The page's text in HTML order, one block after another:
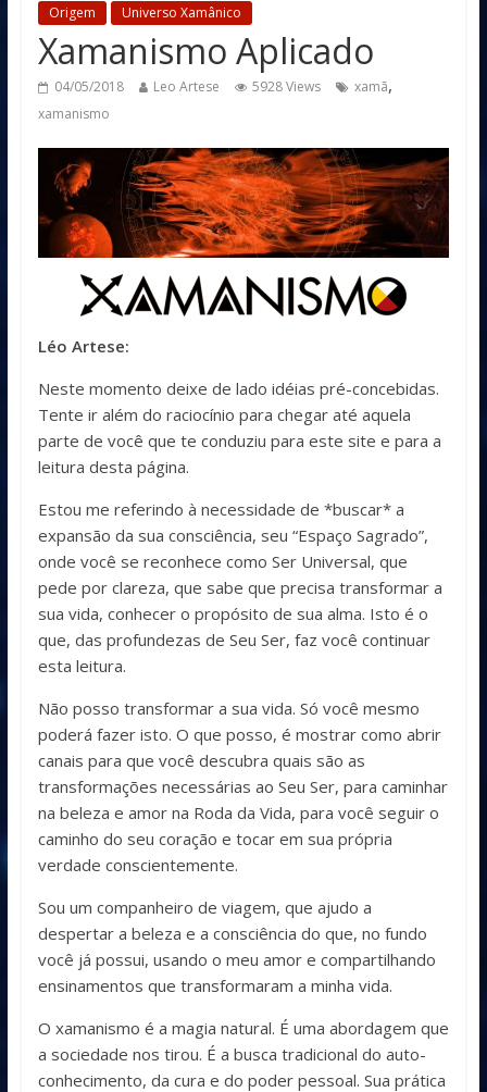
Origem Universo Xamânico
Xamanismo Aplicado
04/05/2018 Leo Artese 5928 Views xamã,
xamanismo
Léo Artese:
Neste momento deixe de lado idéias pré-concebidas.
Tente ir além do raciocínio para chegar até aquela
parte de você que te conduziu para este site e para a
leitura desta página.
Estou me referindo à necessidade de *buscar* a
expansão da sua consciência, seu “Espaço Sagrado”,
onde você se reconhece como Ser Universal, que
pede por clareza, que sabe que precisa transformar a
sua vida, conhecer o propósito de sua alma. Isto é o
que, das profundezas de Seu Ser, faz você continuar
esta leitura.
Não posso transformar a sua vida. Só você mesmo
poderá fazer isto. O que posso, é mostrar como abrir
canais para que você descubra quais são as
transformações necessárias ao Seu Ser, para caminhar
na beleza e amor na Roda da Vida, para você seguir o
caminho do seu coração e tocar em sua própria
verdade conscientemente.
Sou um companheiro de viagem, que ajudo a
despertar a beleza e a consciência do que, no fundo
você já possui, usando o meu amor e compartilhando
ensinamentos que transformaram a minha vida.
O xamanismo é a magia natural. É uma abordagem que
a sociedade nos tirou. É a busca tradicional do auto-
conhecimento, da cura e do poder pessoal. Sua prática